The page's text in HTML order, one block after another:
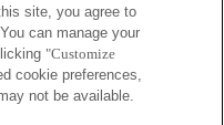
出ることがありますので 電子先
さい。
トレンズ」を装着した場合に
機能は自動的には起動しません。
ント拡大」もしくは「MFアシス
site, you agree to
can manage your
"Customize
cookie preferences,
not be available.